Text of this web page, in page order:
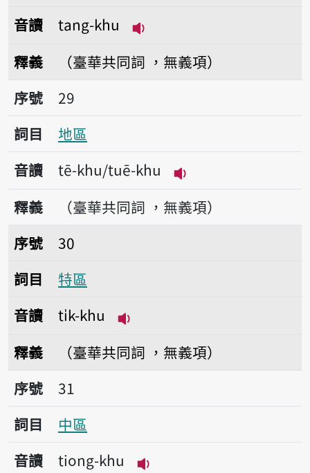
音讀
tang-khu
釋義
（臺華共同詞 ，無義項）
序號29地區
序號
29
詞目
地區
音讀
tē-khu/tuē-khu
播放音讀tē-khu/
釋義
（臺華共同詞 ，無義項）
序號30特區
序號
30
詞目
特區
音讀
ti̍k-khu
釋義
（臺華共同詞 ，無義項）
序號31中區
序號
31
詞目
中區
音讀
tiong-khu